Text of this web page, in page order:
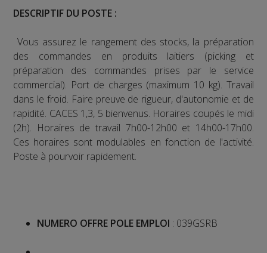
DESCRIPTIF DU POSTE :
Vous assurez le rangement des stocks, la préparation
des commandes en produits laitiers (picking et
préparation des commandes prises par le service
commercial). Port de charges (maximum 10 kg). Travail
dans le froid. Faire preuve de rigueur, d'autonomie et de
rapidité. CACES 1,3, 5 bienvenus. Horaires coupés le midi
(2h). Horaires de travail 7h00-12h00 et 14h00-17h00.
Ces horaires sont modulables en fonction de l'activité.
Poste à pourvoir rapidement.
NUMERO OFFRE POLE EMPLOI : 039GSRB